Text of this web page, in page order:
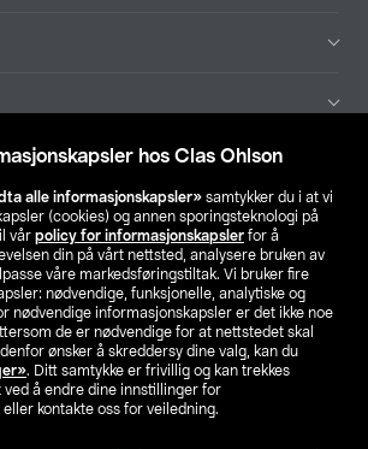
hos Clas Ohlson
alle informasjonskapsler» samtykker du i at vi
(cookies) og annen sporingsteknologi på
vår policy for informasjonskapsler for å
din på vårt nettsted, analysere bruken av
våre markedsføringstiltak. Vi bruker fire
nødvendige, funksjonelle, analytiske og
nødvendige informasjonskapsler er det ikke noe
de er nødvendige for at nettstedet skal
ønsker å skreddersy dine valg, kan du
. Ditt samtykke er frivillig og kan trekkes
ved å endre dine innstillinger for
kontakte oss for veiledning.
Finn din butikk
SE NO FI